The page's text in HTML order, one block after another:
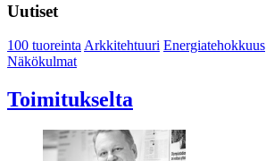
Uutiset
100 tuoreintaArkkitehtuuri Energiatehokkuus
Näkökulmat
Toimitukselta